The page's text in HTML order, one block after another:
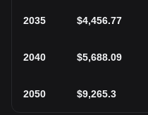
2035 $4,456.77
2040 $5,688.09
2050 $9,265.3